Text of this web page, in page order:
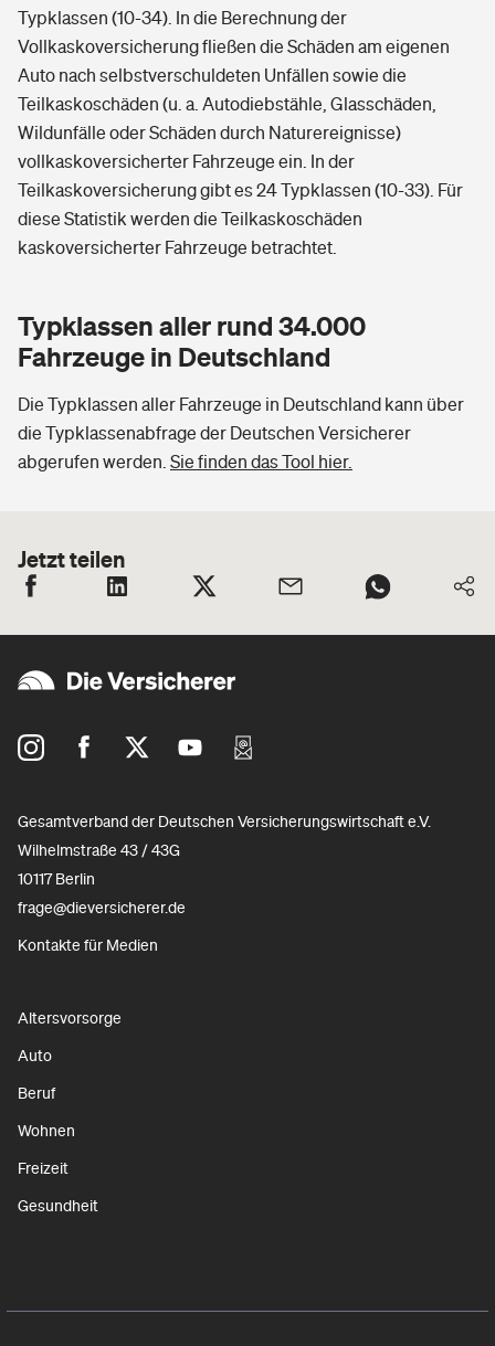
Typklassen (10-34). In die Berechnung der
Vollkaskoversicherung fließen die Schäden am eigenen
Auto nach selbstverschuldeten Unfällen sowie die
Teilkaskoschäden (u. a. Autodiebstähle, Glasschäden,
Wildunfälle oder Schäden durch Naturereignisse)
vollkaskoversicherter Fahrzeuge ein. In der
Teilkaskoversicherung gibt es 24 Typklassen (10-33). Für
diese Statistik werden die Teilkaskoschäden
kaskoversicherter Fahrzeuge betrachtet.
Typklassen aller rund 34.000
Fahrzeuge in Deutschland
Die Typklassen aller Fahrzeuge in Deutschland kann über
die Typklassenabfrage der Deutschen Versicherer
abgerufen werden. Sie finden das Tool hier.
Jetzt teilen
Gesamtverband der Deutschen Versicherungswirtschaft e.V.
Wilhelmstraße 43 / 43G
10117 Berlin
frage@dieversicherer.de
Kontakte für Medien
Altersvorsorge
Auto
Beruf
Wohnen
Freizeit
Gesundheit